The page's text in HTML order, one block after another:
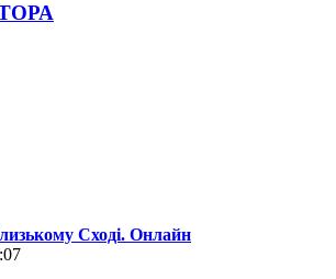
Сході. Онлайн